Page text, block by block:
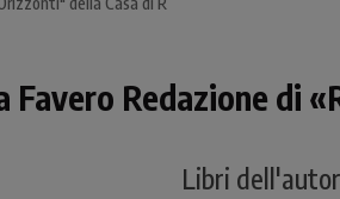
Favero Redazione di
Libri